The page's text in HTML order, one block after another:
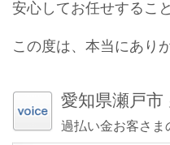
安心してお任せするこ
この度は、本当にあり
愛知県瀬戸市
過払い金お客さま